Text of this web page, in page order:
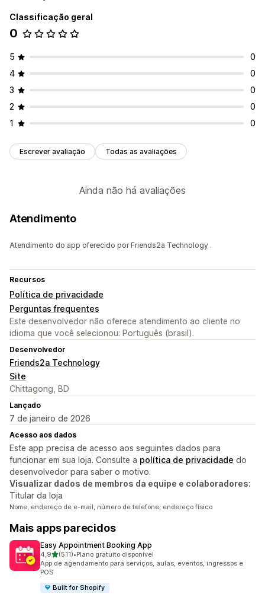
Classificação geral
0
5
0
4
0
3
0
2
0
1
0
Escrever avaliação Todas as avaliações
Ainda não há avaliações
Atendimento
Atendimento do app oferecido por Friends2a Technology .
Recursos
Política de privacidade
Perguntas frequentes
Este desenvolvedor não oferece atendimento ao cliente no
idioma que você selecionou: Português (brasil).
Desenvolvedor
Friends2a Technology
Site
Chittagong, BD
Lançado
7 de janeiro de 2026
Acesso aos dados
Este app precisa de acesso aos seguintes dados para
funcionar em sua loja. Consulte a política de privacidade do
desenvolvedor para saber o motivo.
Visualizar dados de membros da equipe e colaboradores:
Titular da loja
Nome, endereço de e-mail, número de telefone, endereço físico
Mais apps parecidos
Easy Appointment Booking App
4,9de 5 estrelas
(511)
511 avaliações ao todo
•Plano gratuito disponível
App de agendamento para serviços, aulas, eventos, ingressos e
POS
Built for Shopify